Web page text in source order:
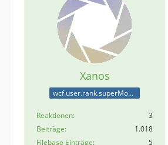
Xanos
wcf.user.rank.superModerator
Reaktionen
3
Beiträge
1.018
Filebase Einträge
5